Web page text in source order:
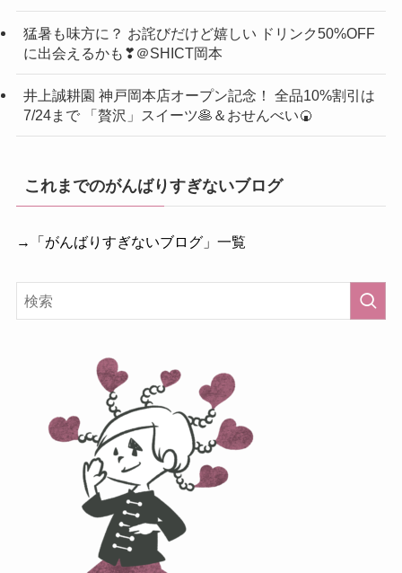
猛暑も味方に？ お詫びだけど嬉しい ドリンク50%OFF
に出会えるかも❣＠SHICT岡本
井上誠耕園 神戸岡本店オープン記念！ 全品10%割引は
7/24まで 「贅沢」スイーツ🥞＆おせんべい🍘
これまでのがんばりすぎないブログ
→「がんばりすぎないブログ」一覧